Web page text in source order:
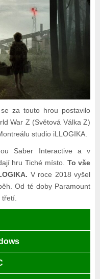
za touto hrou postavilo
War Z (Světová Válka Z)
studio iLLOGIKA.
Saber Interactive a v
hru Tiché místo. To vše
V roce 2018 vyšel
Od té doby Paramount